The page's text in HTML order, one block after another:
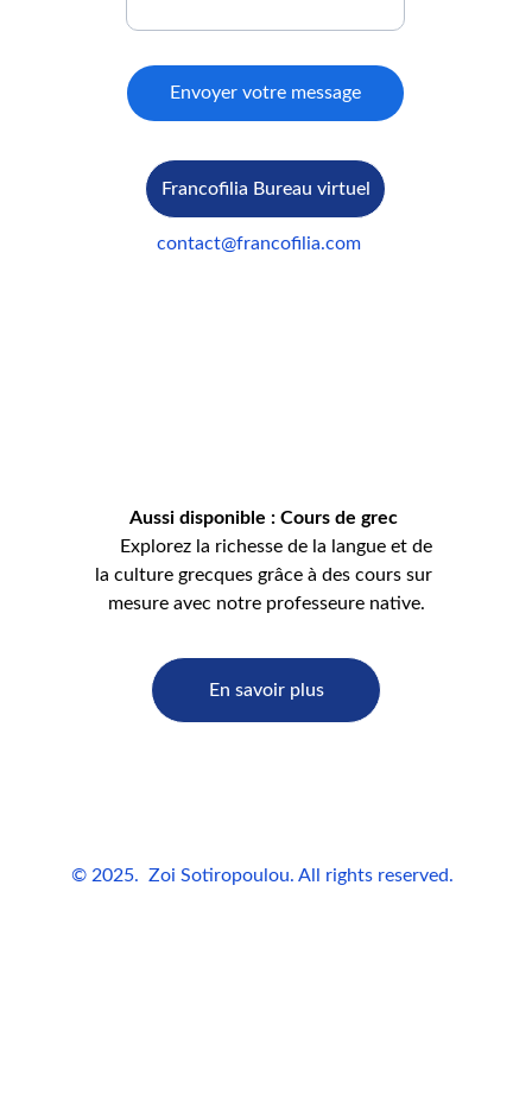
contact@francofilia.com
© 2025.  Zoi Sotiropoulou. All rights reserved.
Francofilia Bureau virtuel
Envoyer votre message
En savoir plus
Aussi disponible : Cours de grec
     Explorez la richesse de la langue et de
la culture grecques grâce à des cours sur
mesure avec notre professeure native.